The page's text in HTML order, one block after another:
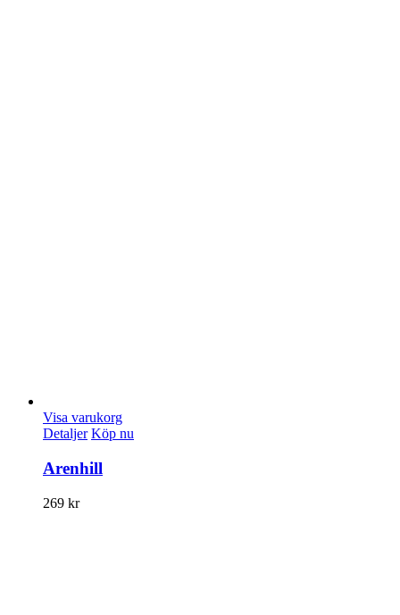
Visa varukorg
Detaljer Köp nu
Arenhill
269 kr